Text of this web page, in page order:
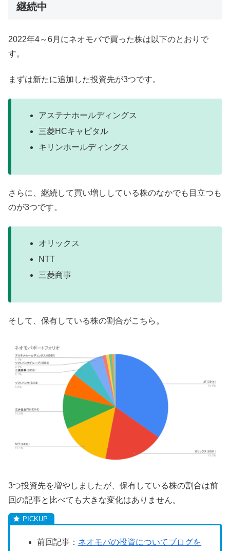
継続中
2022年4～6月にネオモバで買った株は以下のとおりで
す。
まずは新たに追加した投資先が3つです。
アステナホールディングス
三菱HCキャピタル
キリンホールディングス
さらに、継続して買い増ししている株のなかでも目立つも
のが3つです。
オリックス
NTT
三菱商事
そして、保有している株の割合がこちら。
3つ投資先を増やしましたが、保有している株の割合は前
回の記事と比べても大きな変化はありません。
前回記事： ネオモバの投資についてブログを